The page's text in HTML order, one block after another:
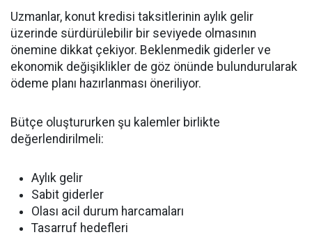
Uzmanlar, konut kredisi taksitlerinin aylık gelir
üzerinde sürdürülebilir bir seviyede olmasının
önemine dikkat çekiyor. Beklenmedik giderler ve
ekonomik değişiklikler de göz önünde bulundurularak
ödeme planı hazırlanması öneriliyor.
Bütçe oluştururken şu kalemler birlikte
değerlendirilmeli:
Aylık gelir
Sabit giderler
Olası acil durum harcamaları
Tasarruf hedefleri